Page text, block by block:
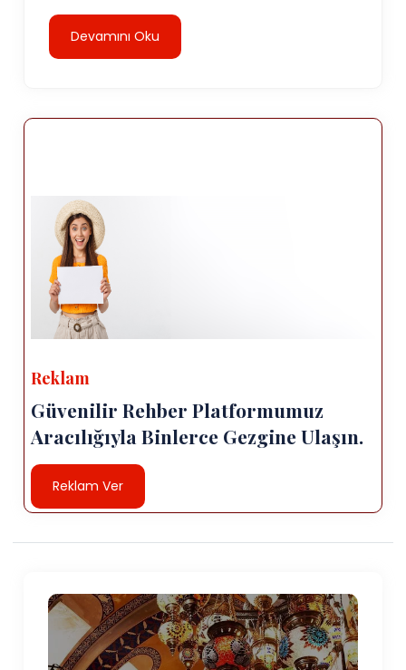
Devamını Oku
Reklam
Güvenilir Rehber Platformumuz
Aracılığıyla Binlerce Gezgine Ulaşın.
Reklam Ver